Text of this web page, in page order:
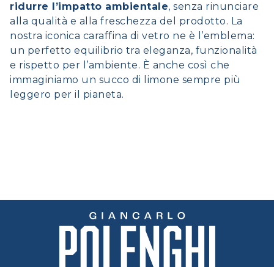
ridurre l’impatto ambientale, senza rinunciare
alla qualità e alla freschezza del prodotto. La
nostra iconica caraffina di vetro ne è l’emblema:
un perfetto equilibrio tra eleganza, funzionalità
e rispetto per l’ambiente. È anche così che
immaginiamo un succo di limone sempre più
leggero per il pianeta.